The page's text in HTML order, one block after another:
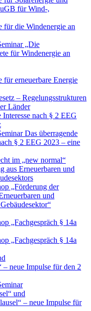
für Wind-,
für die Windenergie an
„Die
für Windenergie an
für erneuerbare Energie
– Regelungsstrukturen
Länder
nach § 2 EEG
Das überragende
§ 2 EEG 2023 – eine
im „new normal“
aus Erneuerbaren und
„Förderung der
und
„Fachgespräch § 14a
„Fachgespräch § 14a
– neue Impulse für den 2
und
– neue Impulse für